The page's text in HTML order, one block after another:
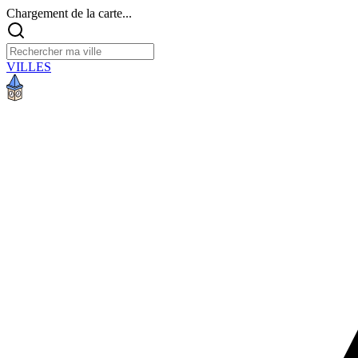
Chargement de la carte...
VILLES